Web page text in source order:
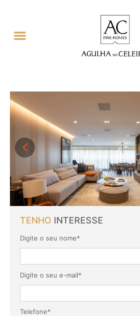
TENHO INTERESSE
Digite o seu nome*
Digite o seu e-mail*
Telefone*